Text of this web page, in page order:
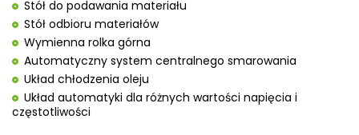
Stół do podawania materiału
Stół odbioru materiałów
Wymienna rolka górna
Automatyczny system centralnego smarowania
Układ chłodzenia oleju
Układ automatyki dla różnych wartości napięcia i
częstotliwości